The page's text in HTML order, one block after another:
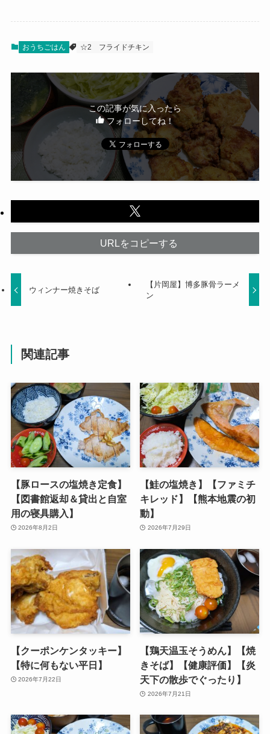
おうちごはん ☆2 フライドチキン
この記事が気に入ったら
フォローしてね！
URLをコピーする
ウィンナー焼きそば
【片岡屋】博多豚骨ラーメ
ン
関連記事
【豚ロースの塩焼き定食】
【図書館返却＆貸出と自室
用の寝具購入】
2026年8月2日
【鮭の塩焼き】【ファミチ
キレッド】【熊本地震の初
動】
2026年7月29日
【クーポンケンタッキー】
【特に何もない平日】
2026年7月22日
【鶏天温玉そうめん】【焼
きそば】【健康評価】【炎
天下の散歩でぐったり】
2026年7月21日